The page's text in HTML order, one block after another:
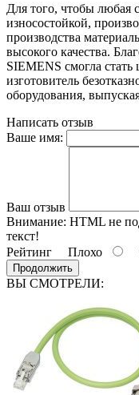
Для того, чтобы любая
износостойкой,
производства
высокого качества.
SIEMENS смогла стать
изготовитель
оборудования,
Написать отзыв
Ваше имя:
Ваш отзыв
Внимание: HTML не
текст!
Рейтинг Плохо
Продолжить
ВЫ СМОТРЕЛИ: